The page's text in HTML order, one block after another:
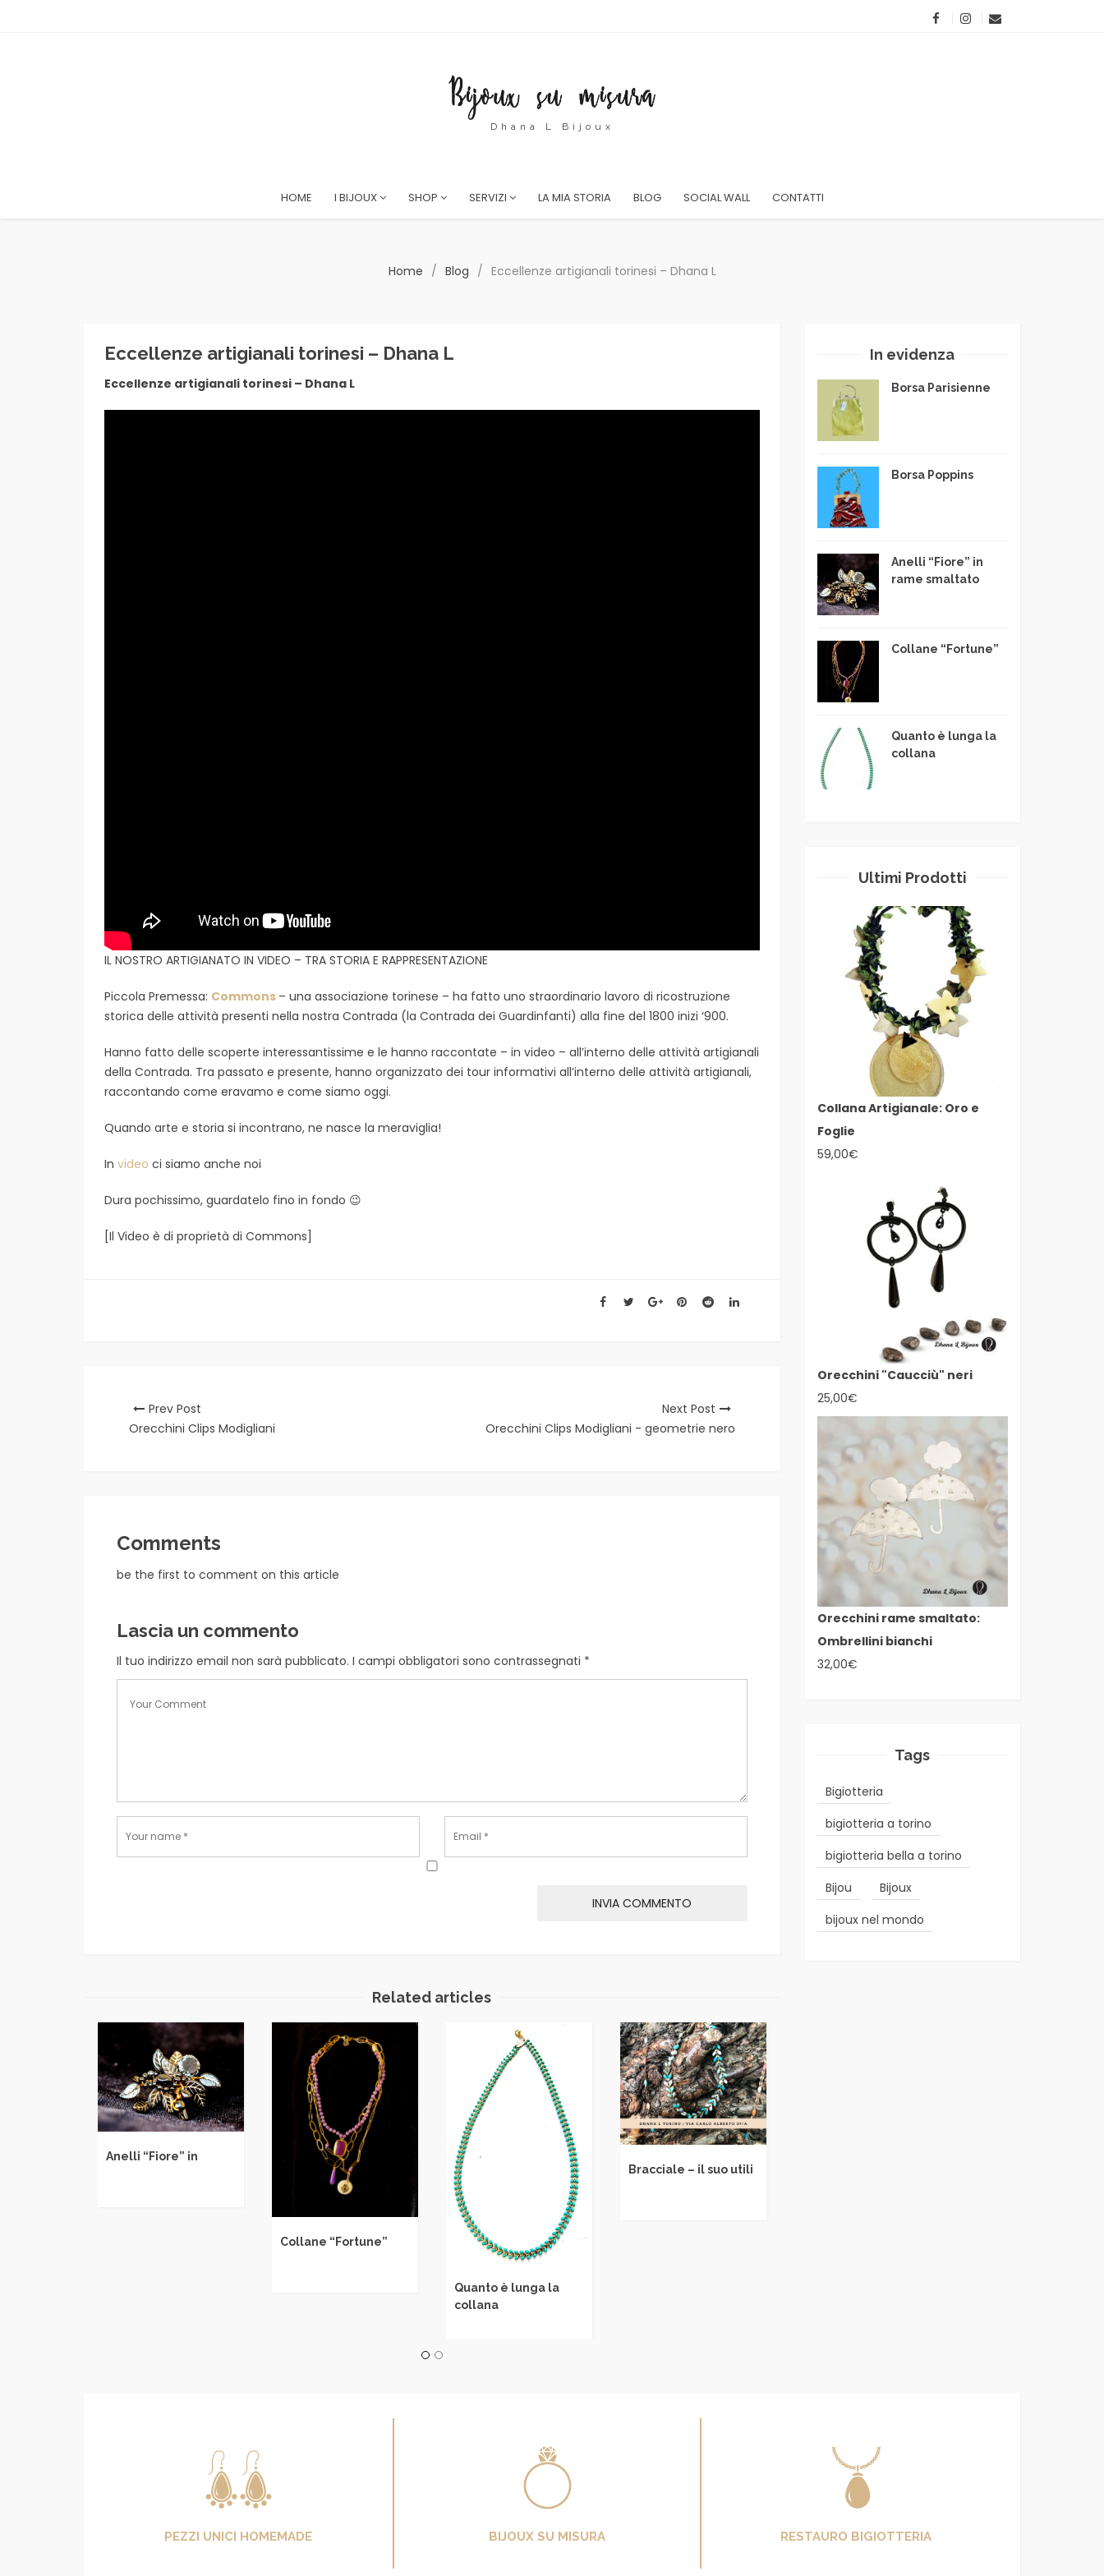
Dhana L Bijoux
HOME I BIJOUX SHOP SERVIZI LA MIA STORIA BLOG SOCIAL WALL CONTATTI
Home / Blog / Eccellenze artigianali torinesi – Dhana L
Eccellenze artigianali torinesi – Dhana L
Eccellenze artigianali torinesi – Dhana L
IL NOSTRO ARTIGIANATO IN VIDEO – TRA STORIA E RAPPRESENTAZIONE
Piccola Premessa: Commons – una associazione torinese – ha fatto uno straordinario lavoro di ricostruzione
storica delle attività presenti nella nostra Contrada (la Contrada dei Guardinfanti) alla fine del 1800 inizi ‘900.
Hanno fatto delle scoperte interessantissime e le hanno raccontate – in video – all’interno delle attività artigianali
della Contrada. Tra passato e presente, hanno organizzato dei tour informativi all’interno delle attività artigianali,
raccontando come eravamo e come siamo oggi.
Quando arte e storia si incontrano, ne nasce la meraviglia!
In video ci siamo anche noi
Dura pochissimo, guardatelo fino in fondo 😉
[Il Video è di proprietà di Commons]
Prev Post
Orecchini Clips Modigliani
Next Post
Orecchini Clips Modigliani - geometrie nero
Comments
be the first to comment on this article
Lascia un commento
Il tuo indirizzo email non sarà pubblicato. I campi obbligatori sono contrassegnati *
Related articles
Bracciale – il suo utili
In evidenza
Borsa Parisienne
Borsa Poppins
Anelli “Fiore” in
rame smaltato
Collane “Fortune”
Quanto è lunga la
collana
Ultimi Prodotti
Collana Artigianale: Oro e
Foglie
59,00€
Orecchini "Caucciù" neri
25,00€
Orecchini rame smaltato:
Ombrellini bianchi
32,00€
Tags
Bigiotteria
bigiotteria a torino
bigiotteria bella a torino
Bijou
Bijoux
bijoux nel mondo
PEZZI UNICI HOMEMADE BIJOUX SU MISURA RESTAURO BIGIOTTERIA